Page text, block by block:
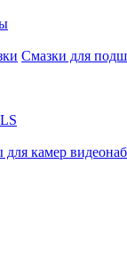
Смазки для
для камер